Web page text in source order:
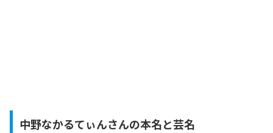
中野なかるてぃんさんの本名と芸名